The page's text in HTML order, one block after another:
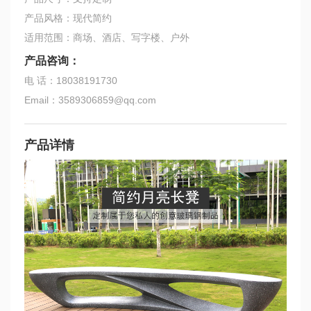
产品风格：现代简约
适用范围：商场、酒店、写字楼、户外
产品咨询：
电 话：18038191730
Email：3589306859@qq.com
产品详情